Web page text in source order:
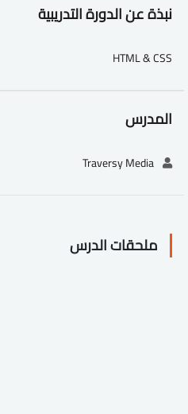
نبذة عن الدورة التدريبية
HTML & CSS
المدرس
ملحقات الدرس